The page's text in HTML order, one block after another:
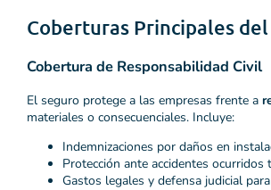
Coberturas Principales
Cobertura de Responsabilidad Civil
El seguro protege a las empresas frente a
materiales o consecuenciales. Incluye:
Indemnizaciones por daños en
Protección ante accidentes
Gastos legales y defensa judicial